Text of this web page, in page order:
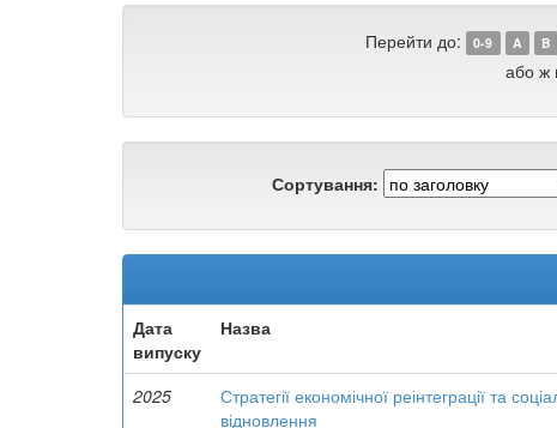
Перейти до: 0-9 A B
або ж
Сортування:
Дата
випуску
Назва
2025
Стратегії економічної реінтеграції та
відновлення